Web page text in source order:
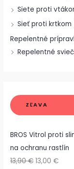
Siete proti
Sieť proti krtkom
Repelentné
Repelentné
ZĽAVA
BROS Vitrol proti
na ochranu rastlín
13,90€ 13,00€